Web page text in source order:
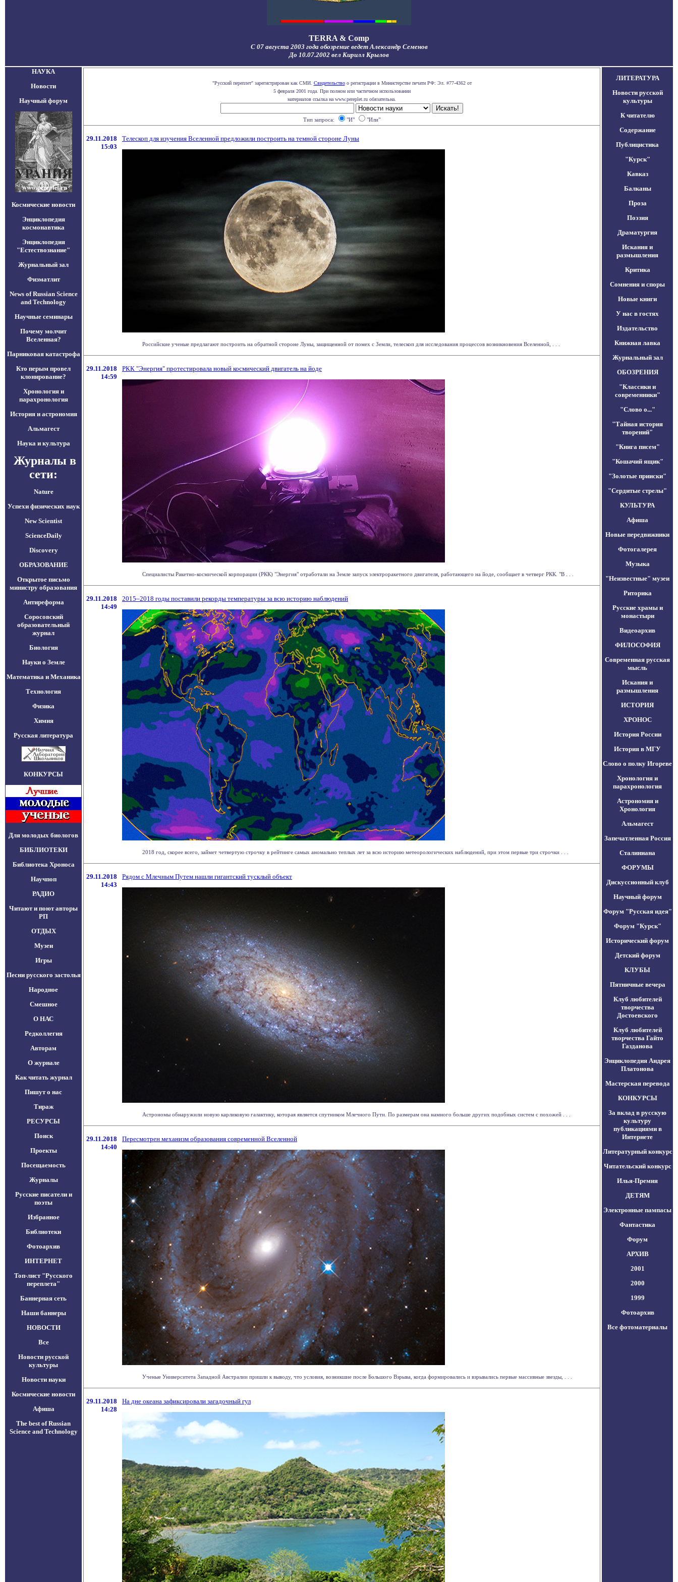
TERRA & Comp
С 07 августа 2003 года обозрение ведет Александр Семенов
До 10.07.2002 вел Кирилл Крылов
НАУКА
Новости
Научный форум
Космические новости
Энциклопедия
космонавтика
Энциклопедия
"Естествознание"
Журнальный зал
Физматлит
News of Russian Science
and Technology
Научные семинары
Почему молчит
Вселенная?
Парниковая катастрофа
Кто перым провел
клонирование?
Хронология и
парахронология
История и астрономия
Альмагест
Наука и культура
Журналы в
сети:
Nature
Успехи физических наук
New Scientist
ScienceDaily
Discovery
ОБРАЗОВАНИЕ
Открытое письмо
министру образования
Антиреформа
Соросовский
образовательный
журнал
Биология
Науки о Земле
Математика и Механика
Технология
Физика
Химия
Русская литература
КОНКУРСЫ
Для молодых биологов
БИБЛИОТЕКИ
Библиотека Хроноса
Научпоп
РАДИО
Читают и поют авторы
РП
ОТДЫХ
Музеи
Игры
Песни русского застолья
Народное
Смешное
О НАС
Редколлегия
Авторам
О журнале
Как читать журнал
Пишут о нас
Тираж
РЕСУРСЫ
Поиск
Проекты
Посещаемость
Журналы
Русские писатели и
поэты
Избранное
Библиотеки
Фотоархив
ИНТЕРНЕТ
Топ-лист "Русского
переплета"
Баннерная сеть
Наши баннеры
НОВОСТИ
Все
Новости русской
культуры
Новости науки
Космические новости
Афиша
The best of Russian
Science and Technology
"Русский переплет" зарегистрирован как СМИ. Свидетельствоо регистрации в Министерстве печати РФ: Эл. #77-4362 от
5 февраля 2001 года. При полном или частичном использовании
материалов ссылка на www.pereplet.ru обязательна.
Тип запроса: "И" "Или"
29.11.2018
15:03
Телескоп для изучения Вселенной предложили построить на темной стороне Луны
Российские ученые предлагают построить на обратной стороне Луны, защищенной от помех с Земли, телескоп для исследования процессов возникновения Вселенной, . . .
29.11.2018
14:59
РКК "Энергия" протестировала новый космический двигатель на йоде
Специалисты Ракетно-космической корпорации (РКК) "Энергия" отработали на Земле запуск электроракетного двигателя, работающего на йоде, сообщает в четверг РКК. "В . . .
29.11.2018
14:49
2015–2018 годы поставили рекорды температуры за всю историю наблюдений
2018 год, скорее всего, займет четвертую строчку в рейтинге самых аномально теплых лет за всю историю метеорологических наблюдений, при этом первые три строчки . . .
29.11.2018
14:43
Рядом с Млечным Путем нашли гигантский тусклый объект
Астрономы обнаружили новую карликовую галактику, которая является спутником Млечного Пути. По размерам она намного больше других подобных систем c похожей . . .
29.11.2018
14:40
Пересмотрен механизм образования современной Вселенной
Ученые Университета Западной Австралии пришли к выводу, что условия, возникшие после Большого Взрыва, когда формировались и взрывались первые массивные звезды, . . .
29.11.2018
14:28
На дне океана зафиксировали загадочный гул
ЛИТЕРАТУРА
Новости русской
культуры
К читателю
Содержание
Публицистика
"Курск"
Кавказ
Балканы
Проза
Поэзия
Драматургия
Искания и
размышления
Критика
Сомнения и споры
Новые книги
У нас в гостях
Издательство
Книжная лавка
Журнальный зал
ОБОЗРЕНИЯ
"Классики и
современники"
"Слово о..."
"Тайная история
творений"
"Книга писем"
"Кошачий ящик"
"Золотые прииски"
"Сердитые стрелы"
КУЛЬТУРА
Афиша
Новые передвижники
Фотогалерея
Музыка
"Неизвестные" музеи
Риторика
Русские храмы и
монастыри
Видеоархив
ФИЛОСОФИЯ
Современная русская
мысль
Искания и
размышления
ИСТОРИЯ
ХРОНОС
История России
История в МГУ
Слово о полку Игореве
Хронология и
парахронология
Астрономия и
Хронология
Альмагест
Запечатленная Россия
Сталиниана
ФОРУМЫ
Дискуссионный клуб
Научный форум
Форум "Русская идея"
Форум "Курск"
Исторический форум
Детский форум
КЛУБЫ
Пятничные вечера
Клуб любителей
творчества
Достоевского
Клуб любителей
творчества Гайто
Газданова
Энциклопедия Андрея
Платонова
Мастерская перевода
КОНКУРСЫ
За вклад в русскую
культуру
публикациями в
Интернете
Литературный конкурс
Читательский конкурс
Илья-Премия
ДЕТЯМ
Электронные пампасы
Фантастика
Форум
АРХИВ
2001
2000
1999
Фотоархив
Все фотоматериалы